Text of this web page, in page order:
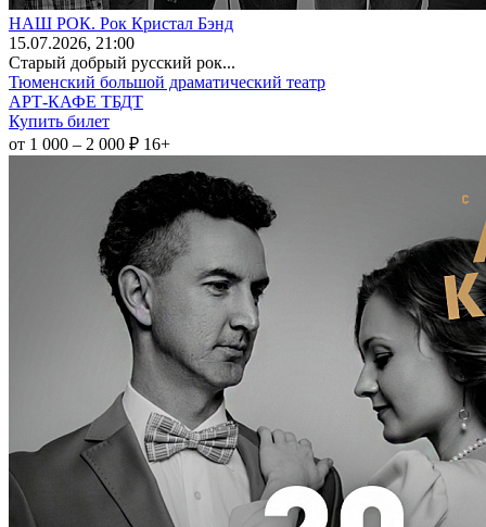
НАШ РОК. Рок Кристал Бэнд
15.07.2026, 21:00
Старый добрый русский рок...
Тюменский большой драматический театр
АРТ-КАФЕ ТБДТ
Купить билет
от 1 000 – 2 000 ₽ 16+